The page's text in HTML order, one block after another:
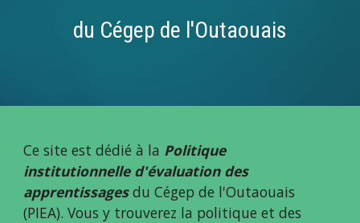
du Cégep de l'Outaouais
Ce site est dédié à la Politique
institutionnelle d'évaluation des
apprentissages du Cégep de l'Outaouais
(PIEA). Vous y trouverez la politique et des